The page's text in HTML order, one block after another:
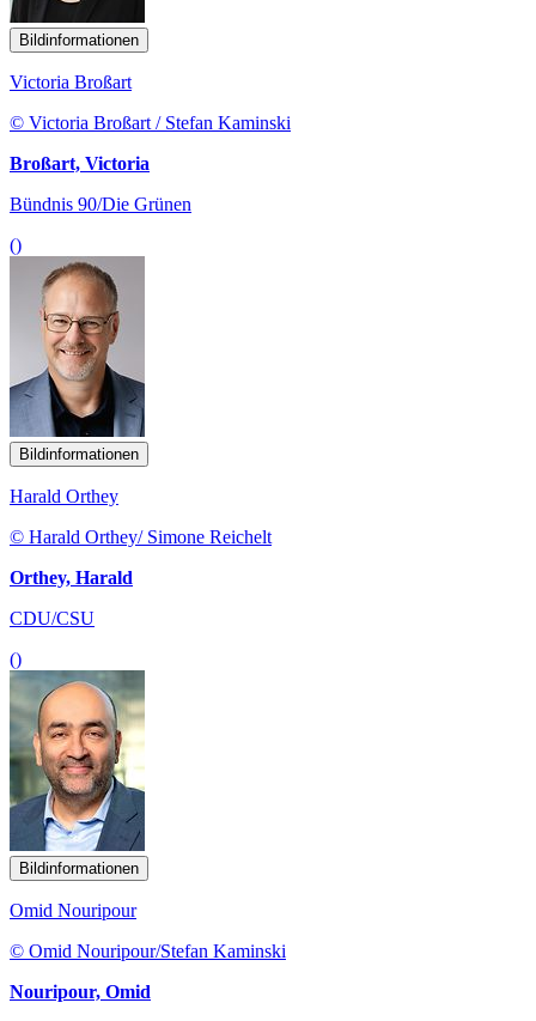
Bildinformationen
Victoria Broßart
© Victoria Broßart / Stefan Kaminski
Broßart, Victoria
Bündnis 90/Die Grünen
()
Bildinformationen
Harald Orthey
© Harald Orthey/ Simone Reichelt
Orthey, Harald
CDU/CSU
()
Bildinformationen
Omid Nouripour
© Omid Nouripour/Stefan Kaminski
Nouripour, Omid